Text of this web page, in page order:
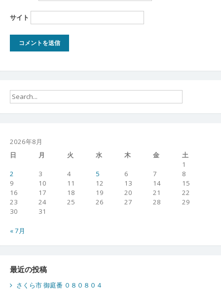
サイト
2026年8月
日
月 火 水 木 金
土
1
2
3 4 5 6 7
8
9
10 11 12 13 14
15
16
17 18 19 20 21
22
23
24 25 26 27 28
29
30
31
« 7月
最近の投稿
さくら市 御庭番 ０８０８０４